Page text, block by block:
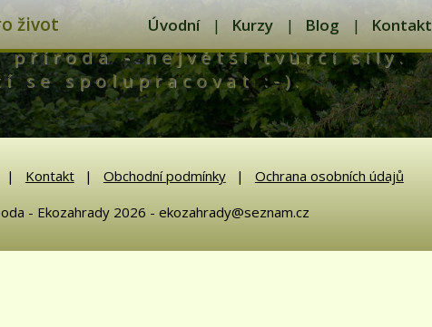
život Úvodní Kurzy Blog Kontakt
příroda - největší tvůrčí síly.
se spolupracovat :-).
Kontakt Obchodní podmínky
Ochrana osobních údajů
- Ekozahrady 2026 - ekozahrady@seznam.cz